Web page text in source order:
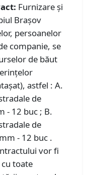
Furnizare și
Brașov
persoanelor
companie, se
de băut
astfel : A.
de
- 12 buc ; B.
de
- 12 buc .
vor fi
toate